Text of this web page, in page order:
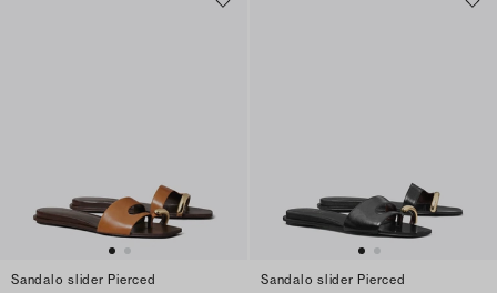
Sandalo slider Pierced
Sandalo slider Pierced